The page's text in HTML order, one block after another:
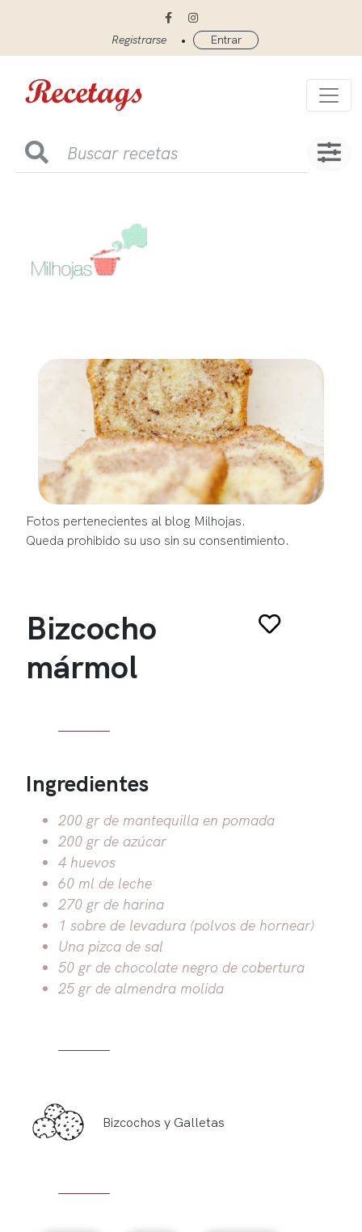
Registrarse • Entrar
Fotos pertenecientes al blog Milhojas.
Queda prohibido su uso sin su consentimiento.
Bizcocho
mármol
Ingredientes
200 gr de mantequilla en pomada
200 gr de azúcar
4 huevos
60 ml de leche
270 gr de harina
1 sobre de levadura (polvos de hornear)
Una pizca de sal
50 gr de chocolate negro de cobertura
25 gr de almendra molida
Bizcochos y Galletas